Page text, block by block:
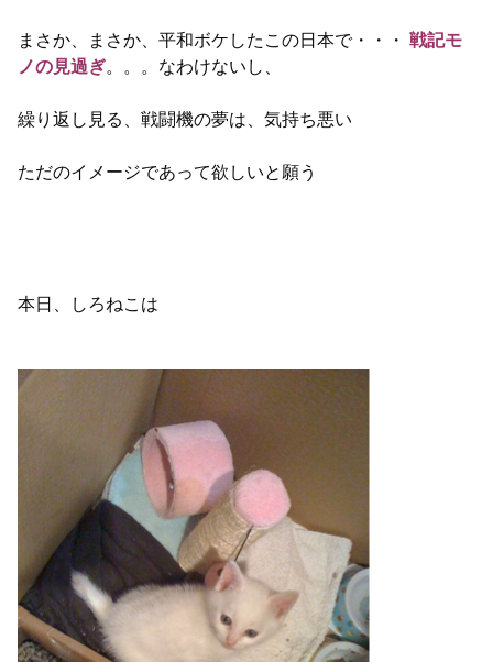
まさか、まさか、平和ボケしたこの日本で・・・戦記モ
ノの見過ぎ。。。なわけないし、
繰り返し見る、戦闘機の夢は、気持ち悪い
ただのイメージであって欲しいと願う
本日、しろねこは